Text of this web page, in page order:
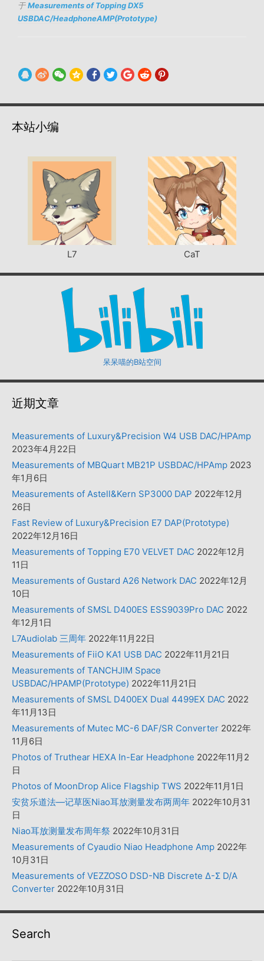
于Measurements of Topping DX5
USBDAC/HeadphoneAMP(Prototype)
本站小编
L7 CaT
呆呆喵的B站空间
近期文章
Measurements of Luxury&Precision W4 USB DAC/HPAmp
2023年4月22日
Measurements of MBQuart MB21P USBDAC/HPAmp 2023
年1月6日
Measurements of Astell&Kern SP3000 DAP 2022年12月
26日
Fast Review of Luxury&Precision E7 DAP(Prototype)
2022年12月16日
Measurements of Topping E70 VELVET DAC 2022年12月
11日
Measurements of Gustard A26 Network DAC 2022年12月
10日
Measurements of SMSL D400ES ESS9039Pro DAC 2022
年12月1日
L7Audiolab 三周年 2022年11月22日
Measurements of FiiO KA1 USB DAC 2022年11月21日
Measurements of TANCHJIM Space
USBDAC/HPAMP(Prototype) 2022年11月21日
Measurements of SMSL D400EX Dual 4499EX DAC 2022
年11月13日
Measurements of Mutec MC-6 DAF/SR Converter 2022年
11月6日
Photos of Truthear HEXA In-Ear Headphone 2022年11月2
日
Photos of MoonDrop Alice Flagship TWS 2022年11月1日
安贫乐道法—记草医Niao耳放测量发布两周年 2022年10月31
日
Niao耳放测量发布周年祭 2022年10月31日
Measurements of Cyaudio Niao Headphone Amp 2022年
10月31日
Measurements of VEZZOSO DSD-NB Discrete Δ-Σ D/A
Converter 2022年10月31日
Search